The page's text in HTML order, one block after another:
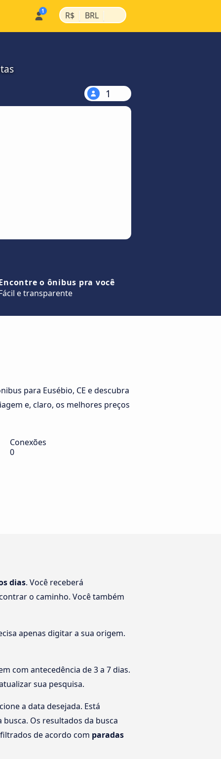
R$ | BRL |
1
o ônibus pra você
e transparente
para Eusébio, CE e descubra
e, claro, os melhores preços
Conexões
0
dias. Você receberá
o caminho. Você também
apenas digitar a sua origem.
com antecedência de 3 a 7 dias.
sua pesquisa.
a data desejada. Está
busca. Os resultados da busca
de acordo com paradas